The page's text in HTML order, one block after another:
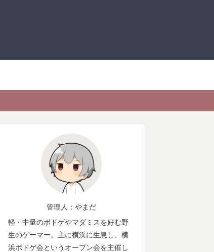
管理人：やまだ
軽・中量のボドゲやマダミスを好む野
生のゲーマー。主に横浜に生息し、横
浜ボドゲ会というオープン会を主催し